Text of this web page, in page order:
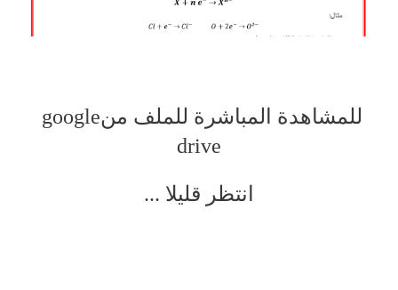
للمشاهدة المباشرة للملف منgoogle
drive
انتظر قليلا ...